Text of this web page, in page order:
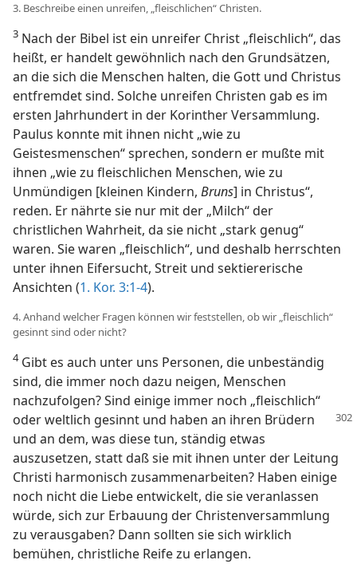
3. Beschreibe einen unreifen, „fleischlichen“ Christen.
3 Nach der Bibel ist ein unreifer Christ „fleischlich“, das
heißt, er handelt gewöhnlich nach den Grundsätzen,
an die sich die Menschen halten, die Gott und Christus
entfremdet sind. Solche unreifen Christen gab es im
ersten Jahrhundert in der Korinther Versammlung.
Paulus konnte mit ihnen nicht „wie zu
Geistesmenschen“ sprechen, sondern er mußte mit
ihnen „wie zu fleischlichen Menschen, wie zu
Unmündigen [kleinen Kindern, Bruns] in Christus“,
reden. Er nährte sie nur mit der „Milch“ der
christlichen Wahrheit, da sie nicht „stark genug“
waren. Sie waren „fleischlich“, und deshalb herrschten
unter ihnen Eifersucht, Streit und sektiererische
Ansichten (1. Kor. 3:1-4).
4. Anhand welcher Fragen können wir feststellen, ob wir „fleischlich“
gesinnt sind oder nicht?
4Gibt es auch unter uns Personen, die unbeständig
sind, die immer noch dazu neigen, Menschen
nachzufolgen? Sind einige immer noch „fleischlich“
oder weltlich gesinnt und haben an ihren Brüdern
und an dem, was diese tun, ständig etwas
auszusetzen, statt daß sie mit ihnen unter der Leitung
Christi harmonisch zusammenarbeiten? Haben einige
noch nicht die Liebe entwickelt, die sie veranlassen
würde, sich zur Erbauung der Christenversammlung
zu verausgaben? Dann sollten sie sich wirklich
bemühen, christliche Reife zu erlangen.